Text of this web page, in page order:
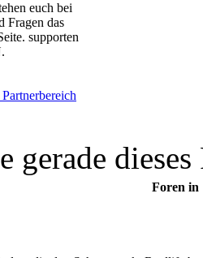
euch bei
Fragen das
supporten
gerade
Foren in